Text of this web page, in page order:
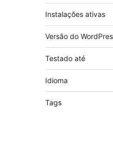
Instalações ativas
Versão do
Testado até
Idioma
Tags